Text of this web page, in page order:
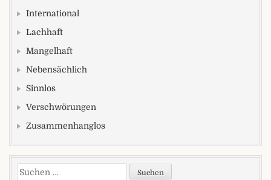
International
Lachhaft
Mangelhaft
Nebensächlich
Sinnlos
Verschwörungen
Zusammenhanglos
Suchen nach: